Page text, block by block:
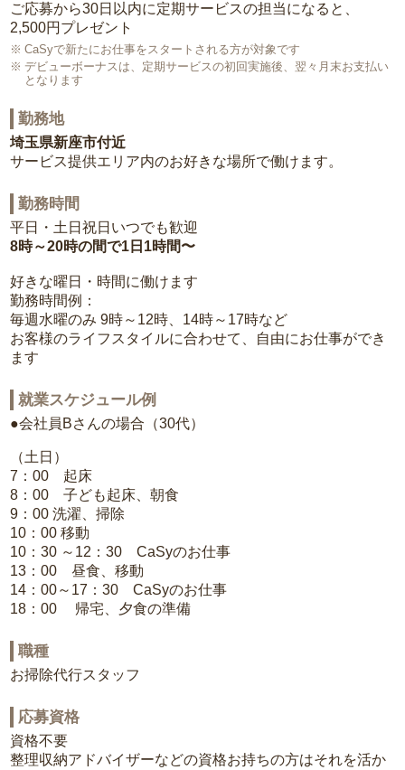
ご応募から30日以内に定期サービスの担当になると、
2,500円プレゼント
CaSyで新たにお仕事をスタートされる方が対象です
デビューボーナスは、定期サービスの初回実施後、翌々月末お支払い
となります
勤務地
埼玉県新座市付近
サービス提供エリア内のお好きな場所で働けます。
勤務時間
平日・土日祝日いつでも歓迎
8時～20時の間で1日1時間〜
好きな曜日・時間に働けます
勤務時間例：
毎週水曜のみ 9時～12時、14時～17時など
お客様のライフスタイルに合わせて、自由にお仕事ができ
ます
就業スケジュール例
●会社員Bさんの場合（30代）
（土日）
7：00 起床
8：00 子ども起床、朝食
9：00 洗濯、掃除
10：00 移動
10：30 ～12：30 CaSyのお仕事
13：00 昼食、移動
14：00～17：30 CaSyのお仕事
18：00 帰宅、夕食の準備
職種
お掃除代行スタッフ
応募資格
資格不要
整理収納アドバイザーなどの資格お持ちの方はそれを活か